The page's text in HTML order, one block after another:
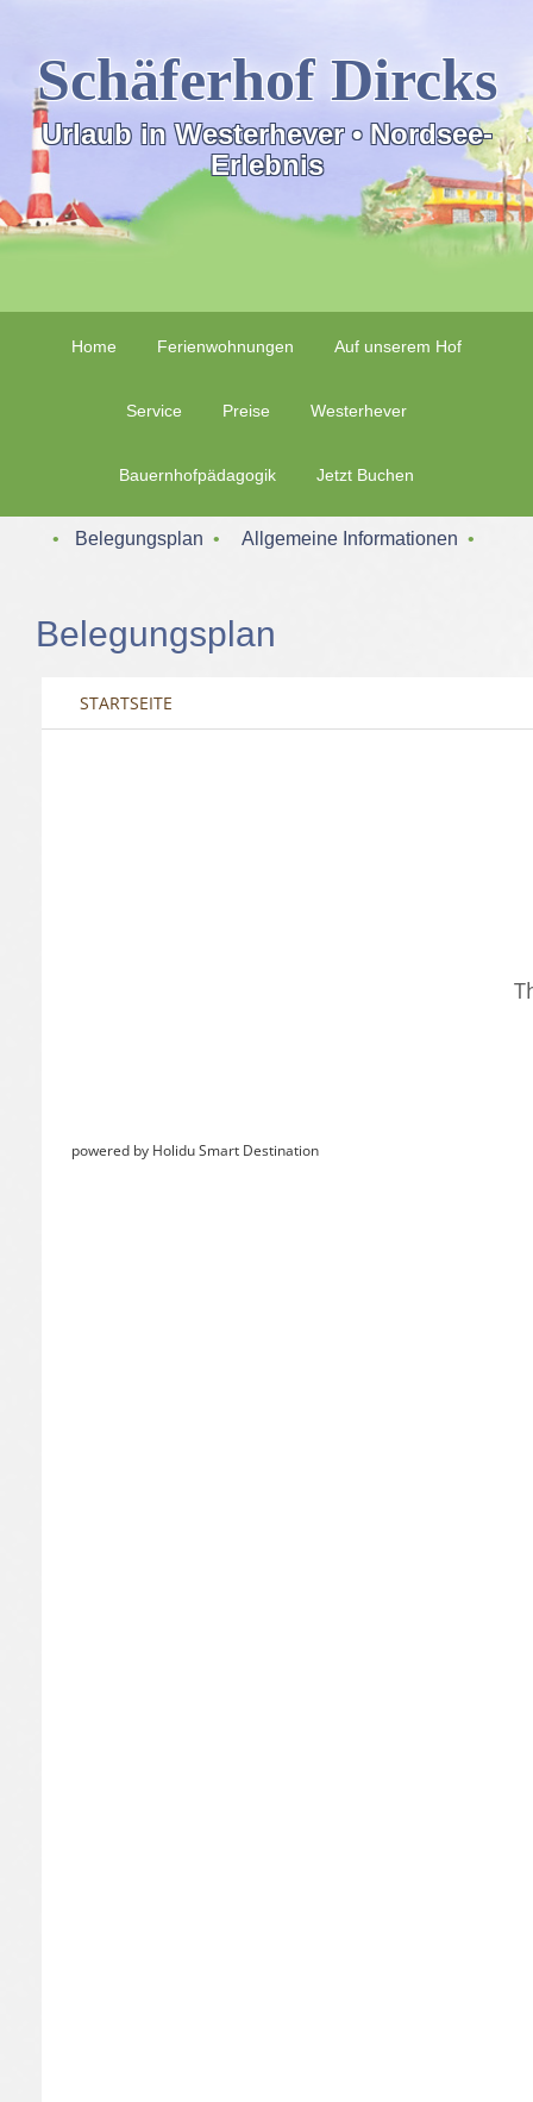
Schäferhof Dircks
Urlaub in Westerhever • Nordsee-
Erlebnis
Home Ferienwohnungen Auf unserem Hof
Service Preise Westerhever
Bauernhofpädagogik Jetzt Buchen
‌ • ‌ Belegungsplan ‌ • ‌ Allgemeine Informationen ‌ • ‌
Belegungsplan